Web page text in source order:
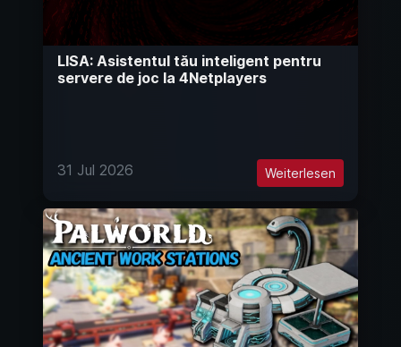
LISA: Asistentul tău inteligent pentru
servere de joc la 4Netplayers
31 Jul 2026 Weiterlesen